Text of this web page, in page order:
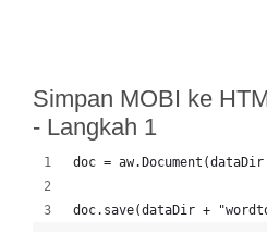
Simpan MOBI ke
- Langkah 1
doc =
doc.save(dataDir +